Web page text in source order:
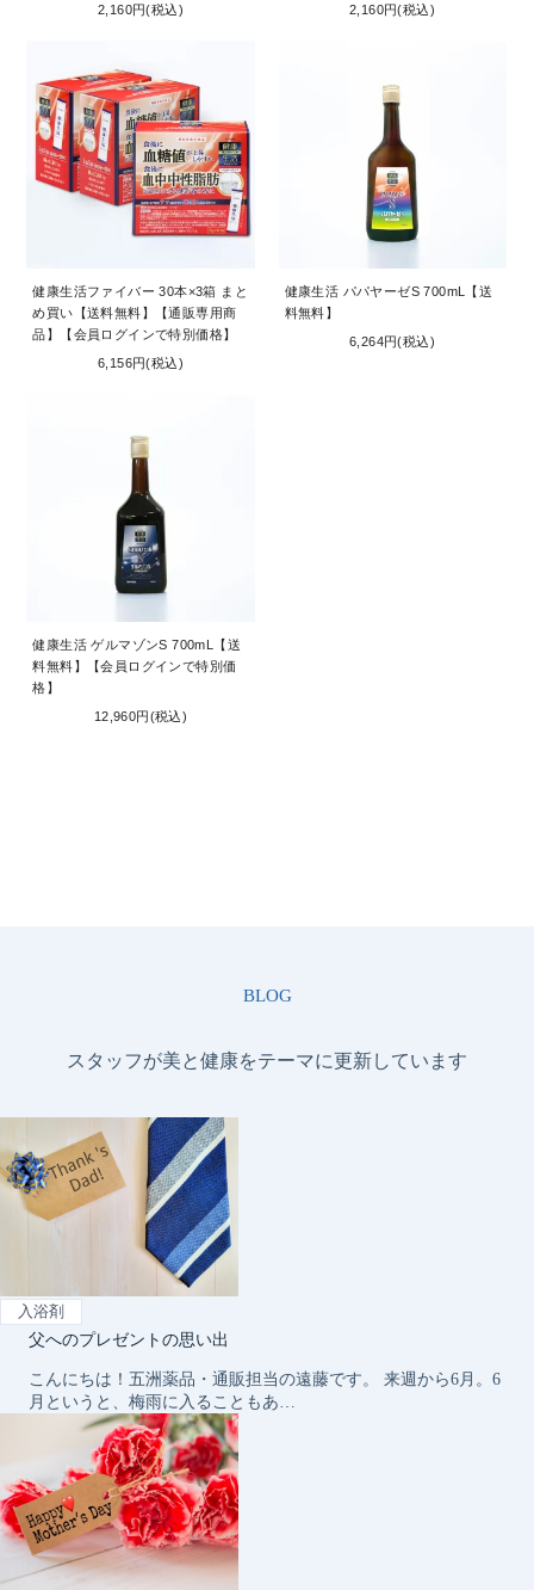
2,160円(税込)
2,160円(税込)
健康生活ファイバー 30本×3箱 まと
め買い【送料無料】【通販専用商
品】【会員ログインで特別価格】
6,156円(税込)
健康生活 パパヤーゼS 700mL【送
料無料】
6,264円(税込)
健康生活 ゲルマゾンS 700mL【送
料無料】【会員ログインで特別価
格】
12,960円(税込)